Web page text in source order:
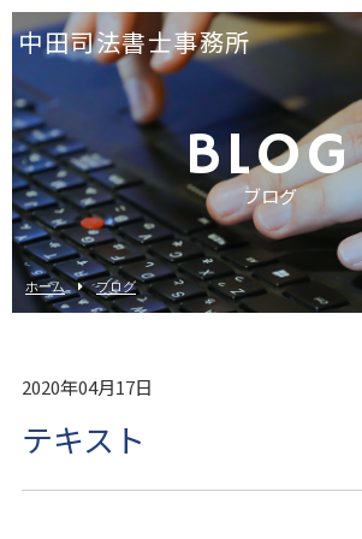
中田司法書士事務所
BLOG
ブログ
ホーム ブログ
2020年04月17日
テキスト